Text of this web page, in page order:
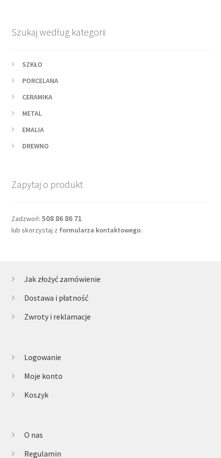
Szukaj według kategorii
SZKŁO
PORCELANA
CERAMIKA
METAL
EMALIA
DREWNO
Zapytaj o produkt
Zadzwoń: 508 86 86 71
lub skorzystaj z formularza kontaktowego.
Jak złożyć zamówienie
Dostawa i płatność
Zwroty i reklamacje
Logowanie
Moje konto
Koszyk
O nas
Regulamin